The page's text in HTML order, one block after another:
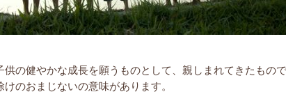
の健やかな成長を願うものとして、親しまれてきたもの
のおまじないの意味があります。